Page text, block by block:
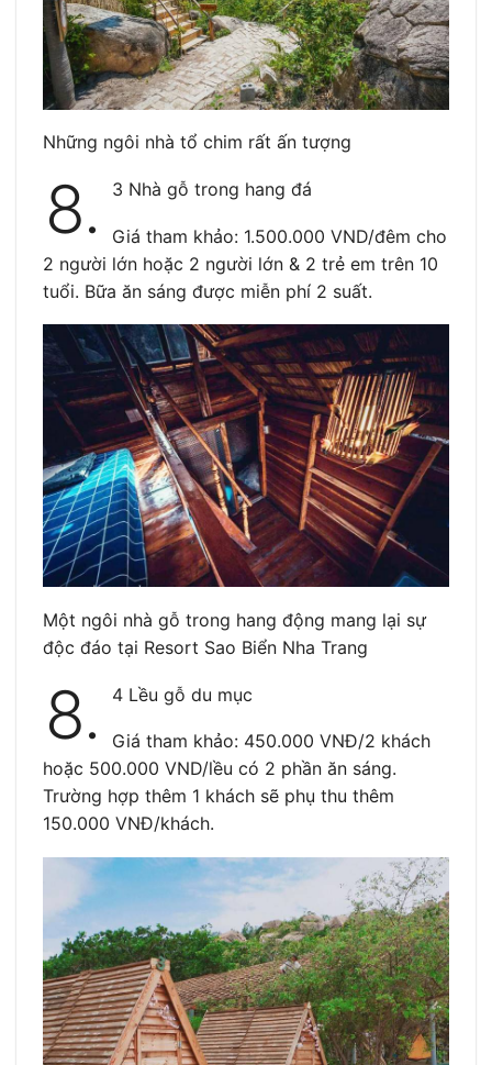
Những ngôi nhà tổ chim rất ấn tượng
8. 3 Nhà gỗ trong hang đá
Giá tham khảo: 1.500.000 VND/đêm cho
2 người lớn hoặc 2 người lớn & 2 trẻ em trên 10
tuổi. Bữa ăn sáng được miễn phí 2 suất.
Một ngôi nhà gỗ trong hang động mang lại sự
độc đáo tại Resort Sao Biển Nha Trang
8. 4 Lều gỗ du mục
Giá tham khảo: 450.000 VNĐ/2 khách
hoặc 500.000 VND/lều có 2 phần ăn sáng.
Trường hợp thêm 1 khách sẽ phụ thu thêm
150.000 VNĐ/khách.